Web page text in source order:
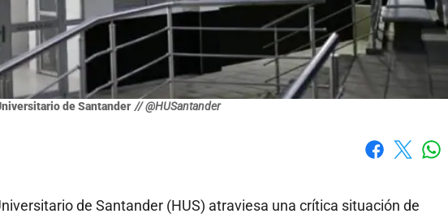
de Santander // @HUSantander
de Santander (HUS) atraviesa una crítica situación de